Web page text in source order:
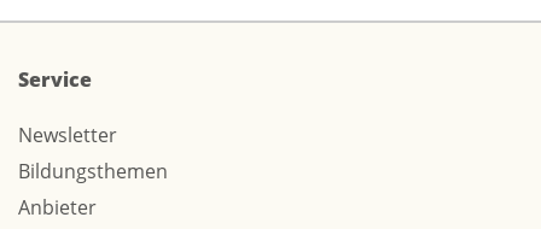
Service
Newsletter
Bildungsthemen
Anbieter